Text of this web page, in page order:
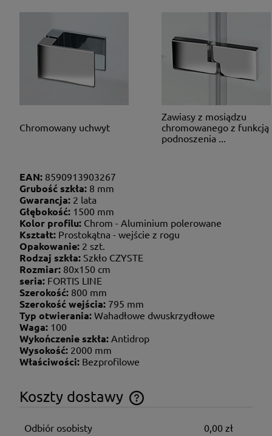
Chromowany uchwyt
Zawiasy z mosiądzu
chromowanego z funkcją
podnoszenia ...
EAN: 8590913903267
Grubość szkła: 8 mm
Gwarancja: 2 lata
Głębokość: 1500 mm
Kolor profilu: Chrom - Aluminium polerowane
Kształt: Prostokątna - wejście z rogu
Opakowanie: 2 szt.
Rodzaj szkła: Szkło CZYSTE
Rozmiar: 80x150 cm
seria: FORTIS LINE
Szerokość: 800 mm
Szerokość wejścia: 795 mm
Typ otwierania: Wahadłowe dwuskrzydłowe
Waga: 100
Wykończenie szkła: Antidrop
Wysokość: 2000 mm
Właściwości: Bezprofilowe
Koszty dostawy
Cena nie zawiera ewentualnych kosztów płatności
Odbiór osobisty 0,00 zł